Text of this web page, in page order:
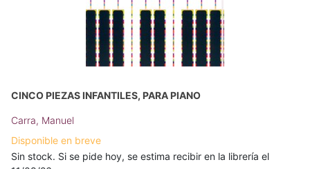
CINCO PIEZAS INFANTILES, PARA PIANO
Carra, Manuel
Disponible en breve
Sin stock. Si se pide hoy, se estima recibir en la librería el